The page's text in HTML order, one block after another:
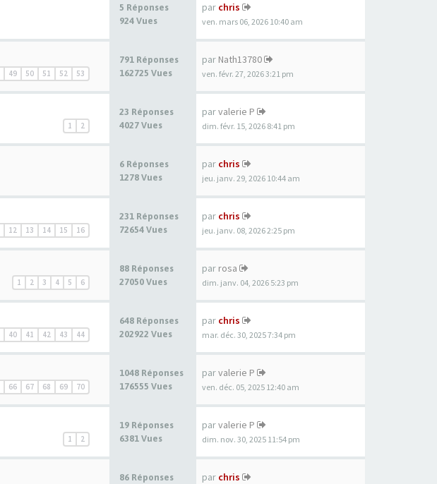
5 Réponses
924 Vues
par chris
ven. mars 06, 2026 10:40 am
49 50 51 52 53
791 Réponses
162725 Vues
par Nath13780
ven. févr. 27, 2026 3:21 pm
1 2
23 Réponses
4027 Vues
parvalerie P
dim. févr. 15, 2026 8:41 pm
6 Réponses
1278 Vues
par chris
jeu. janv. 29, 2026 10:44 am
12 13 14 15 16
231 Réponses
72654 Vues
par chris
jeu. janv. 08, 2026 2:25 pm
1 2 3 4 5 6
88 Réponses
27050 Vues
par rosa
dim. janv. 04, 2026 5:23 pm
40 41 42 43 44
648 Réponses
202922 Vues
par chris
mar. déc. 30, 2025 7:34 pm
66 67 68 69 70
1048 Réponses
176555 Vues
parvalerie P
ven. déc. 05, 2025 12:40 am
1 2
19 Réponses
6381 Vues
parvalerie P
dim. nov. 30, 2025 11:54 pm
86 Réponses par chris